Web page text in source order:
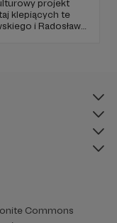
projekt
klepiących te
i Radosława
Commons